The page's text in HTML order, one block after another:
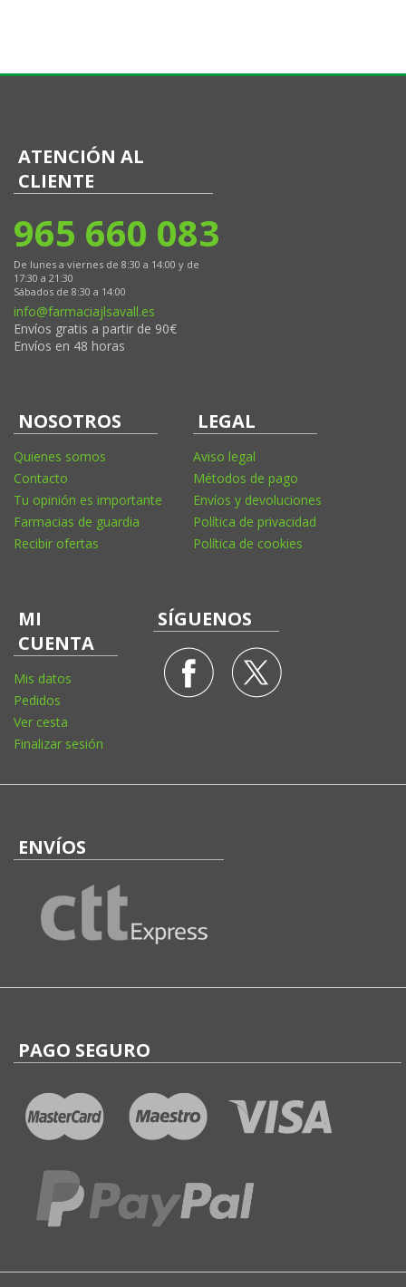
ATENCIÓN AL
CLIENTE
965 660 083
De lunes a viernes de 8:30 a 14:00 y de
17:30 a 21:30
Sábados de 8:30 a 14:00
info@farmaciajlsavall.es
Envíos gratis a partir de 90€
Envíos en 48 horas
NOSOTROS
Quienes somos
Contacto
Tu opinión es importante
Farmacias de guardia
Recibir ofertas
LEGAL
Aviso legal
Métodos de pago
Envíos y devoluciones
Política de privacidad
Política de cookies
MI
CUENTA
Mis datos
Pedidos
Ver cesta
Finalizar sesión
SÍGUENOS
ENVÍOS
PAGO SEGURO